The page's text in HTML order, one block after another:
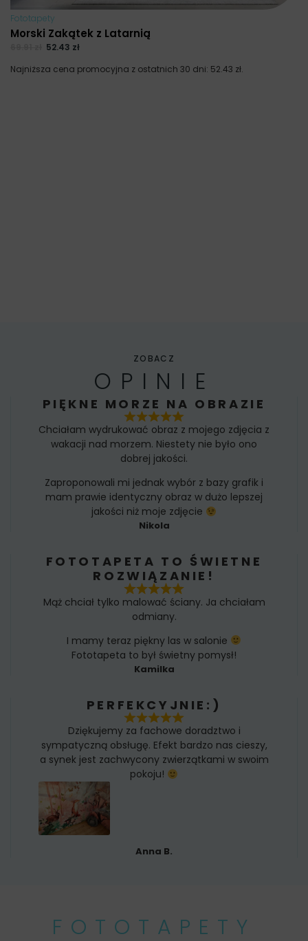
Fototapety
Morski Zakątek z Latarnią
52.43 zł
Najniższa cena promocyjna z ostatnich 30 dni: 52.43 zł.
ZOBACZ
OPINIE
PIĘKNE MORZE NA OBRAZIE
Chciałam wydrukować obraz z mojego zdjęcia z
wakacji nad morzem. Niestety nie było ono
dobrej jakości.
Zaproponowali mi jednak wybór z bazy grafik i
mam prawie identyczny obraz w dużo lepszej
jakości niż moje zdjęcie
Nikola
FOTOTAPETA TO ŚWIETNE
ROZWIĄZANIE!
Mąż chciał tylko malować ściany. Ja chciałam
odmiany.
I mamy teraz piękny las w salonie
Fototapeta to był świetny pomysł!
Kamilka
PERFEKCYJNIE:)
Dziękujemy za fachowe doradztwo i
sympatyczną obsługę. Efekt bardzo nas cieszy,
a synek jest zachwycony zwierzątkami w swoim
pokoju!
Anna B.
FOTOTAPETY